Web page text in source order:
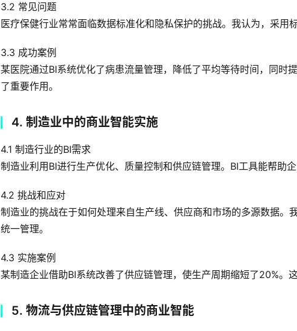
3.2 常见问题
医疗保健行业常常面临数据标准化和隐私保护的挑战。我认为，采用
3.3 成功案例
某医院通过BI系统优化了病患流量管理，降低了平均等待时间，同时
了重要作用。
4. 制造业中的商业智能实施
4.1 制造行业的BI需求
制造业利用BI进行生产优化、质量控制和供应链管理。BI工具能帮助
4.2 挑战和应对
制造业的挑战在于如何处理来自生产线、供应商和市场的多源数据。
统一管理。
4.3 实施案例
某制造企业借助BI系统改善了供应链管理，使生产周期缩短了20%。
5. 物流与供应链管理中的商业智能